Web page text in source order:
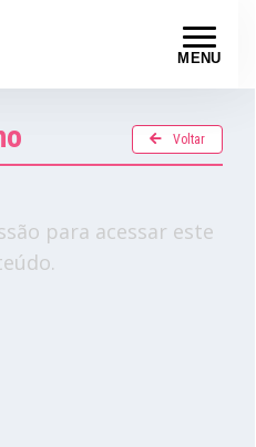
MENU
Voltar
para acessar este